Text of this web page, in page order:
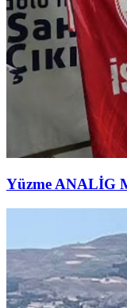
Yüzme ANALİG